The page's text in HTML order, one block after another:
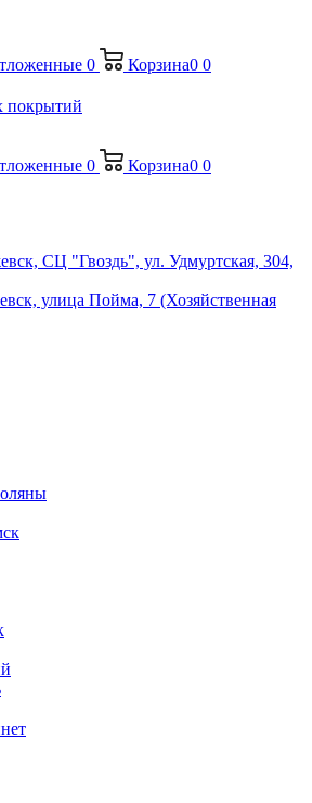
0 Корзина0 0
0 Корзина0 0
СЦ "Гвоздь", ул. Удмуртская, 304,
улица Пойма, 7 (Хозяйственная